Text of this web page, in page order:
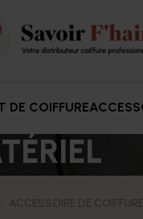
DE COIFFURE